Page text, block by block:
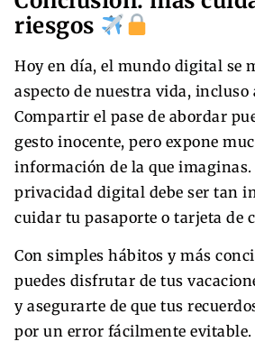
riesgos
Hoy en día, el mundo digital se
aspecto de nuestra vida, incluso
Compartir el pase de abordar
gesto inocente, pero expone
información de la que imaginas.
privacidad digital debe ser tan
cuidar tu pasaporte o tarjeta de
Con simples hábitos y más
puedes disfrutar de tus
y asegurarte de que tus
por un error fácilmente evitable.